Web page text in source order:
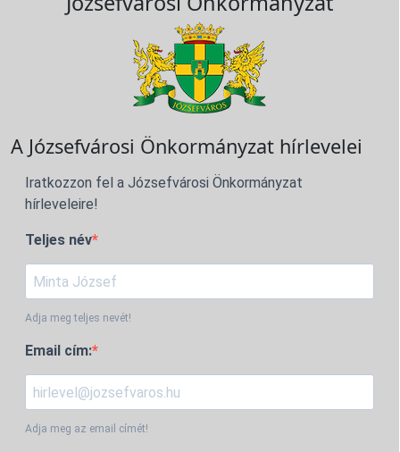
A Józsefvárosi Önkormányzat hírlevelei
Iratkozzon fel a Józsefvárosi Önkormányzat
hírleveleire!
Teljes név
Adja meg teljes nevét!
Email cím:
Adja meg az email címét!